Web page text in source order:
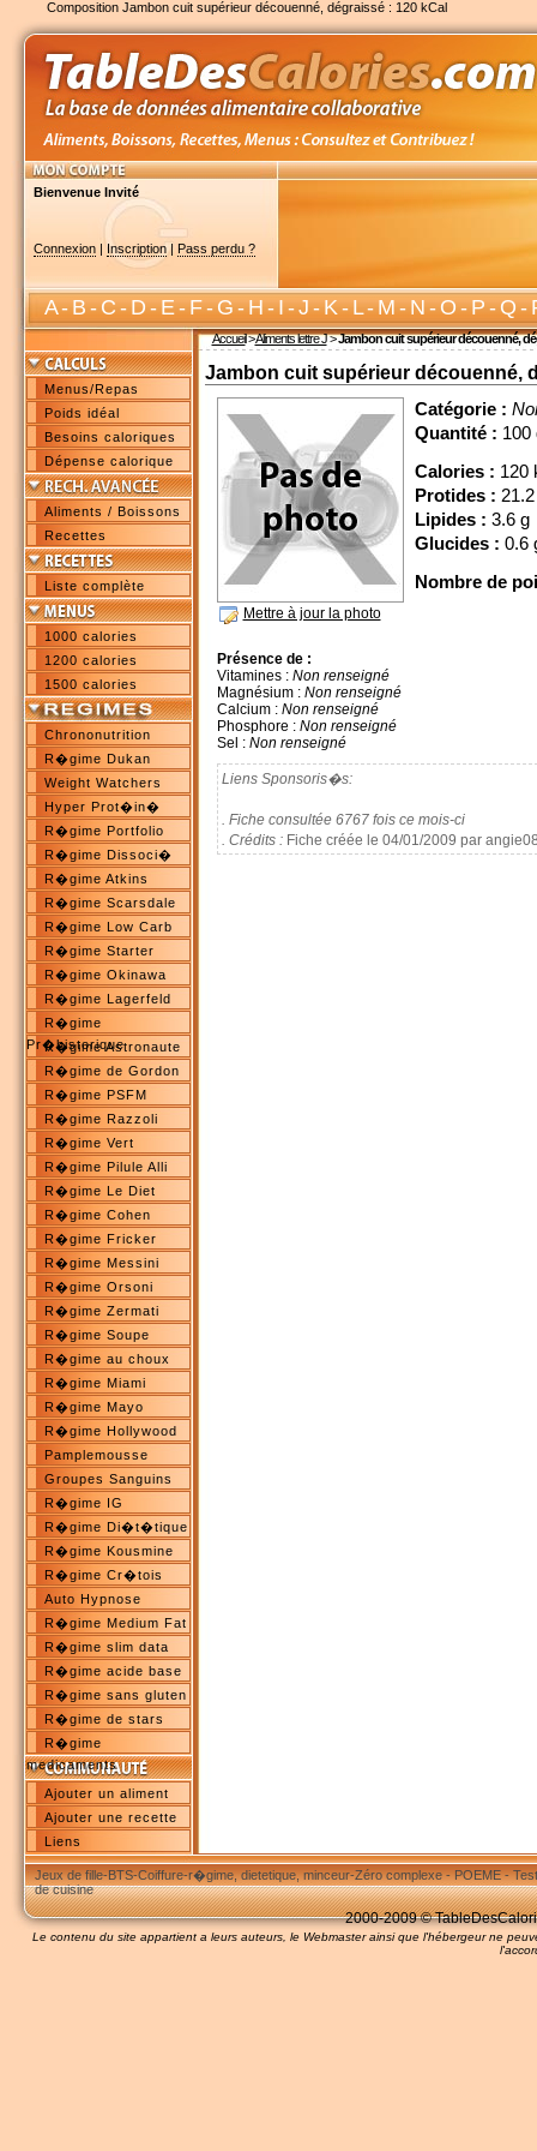
Composition Jambon cuit supérieur découenné, dégraissé : 120 kCal
Bienvenue Invité
Connexion| Inscription| Pass perdu ?
A-B-C-D-E-F-G-H-I-J-K-L-M-N-O-P-Q-
Accueil>Aliments lettre J>Jambon cuit supérieur découenné,
Menus/Repas
Poids idéal
Besoins caloriques
Dépense calorique
Aliments / Boissons
Recettes
Liste complète
1000 calories
1200 calories
1500 calories
Chrononutrition
R�gime Dukan
Weight Watchers
Hyper Prot�in�
R�gime Portfolio
R�gime Dissoci�
R�gime Atkins
R�gime Scarsdale
R�gime Low Carb
R�gime Starter
R�gime Okinawa
R�gime Lagerfeld
R�gime
Pr�historique
R�gime Astronaute
R�gime de Gordon
R�gime PSFM
R�gime Razzoli
R�gime Vert
R�gime Pilule Alli
R�gime Le Diet
R�gime Cohen
R�gime Fricker
R�gime Messini
R�gime Orsoni
R�gime Zermati
R�gime Soupe
R�gime au choux
R�gime Miami
R�gime Mayo
R�gime Hollywood
Pamplemousse
Groupes Sanguins
R�gime IG
R�gime Di�t�tique
R�gime Kousmine
R�gime Cr�tois
Auto Hypnose
R�gime Medium Fat
R�gime slim data
R�gime acide base
R�gime sans gluten
R�gime de stars
R�gime
medicaments
Ajouter un aliment
Ajouter une recette
Liens
Jambon cuit supérieur découenné,
Mettre à jour la photo
Catégorie :
Quantité : 100
Calories : 120
Protides :
Lipides : 3.6 g
Glucides : 0.6
Nombre de
Présence de :
Vitamines : Non renseigné
Magnésium : Non renseigné
Calcium : Non renseigné
Phosphore : Non renseigné
Sel : Non renseigné
Liens Sponsoris�s:
. Fiche consultée 6767 fois ce mois-ci
. Crédits :Fiche créée le 04/01/2009 par
Jeux de fille-BTS-Coiffure-r�gime, dietetique, minceur-Zéro complexe-POEME-
de cuisine
2000-2009 ©
Le contenu du site appartient a leurs auteurs, le Webmaster ainsi que l'hébergeur ne